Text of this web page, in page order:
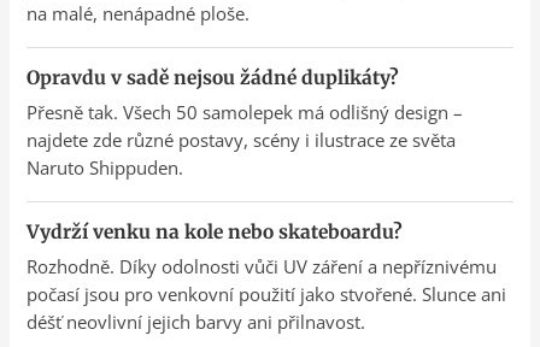
na malé, nenápadné ploše.
Opravdu v sadě nejsou žádné duplikáty?
Přesně tak. Všech 50 samolepek má odlišný design –
najdete zde různé postavy, scény i ilustrace ze světa
Naruto Shippuden.
Vydrží venku na kole nebo skateboardu?
Rozhodně. Díky odolnosti vůči UV záření a nepříznivému
počasí jsou pro venkovní použití jako stvořené. Slunce ani
déšť neovlivní jejich barvy ani přilnavost.